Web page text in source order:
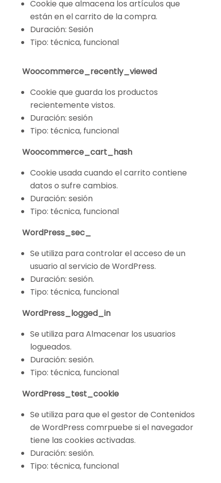
Cookie que almacena los artículos que
están en el carrito de la compra.
Duración: Sesión
Tipo: técnica, funcional
Woocommerce_recently_viewed
Cookie que guarda los productos
recientemente vistos.
Duración: sesión
Tipo: técnica, funcional
Woocommerce_cart_hash
Cookie usada cuando el carrito contiene
datos o sufre cambios.
Duración: sesión
Tipo: técnica, funcional
WordPress_sec_
Se utiliza para controlar el acceso de un
usuario al servicio de WordPress.
Duración: sesión.
Tipo: técnica, funcional
WordPress_logged_in
Se utiliza para Almacenar los usuarios
logueados.
Duración: sesión.
Tipo: técnica, funcional
WordPress_test_cookie
Se utiliza para que el gestor de Contenidos
de WordPress comrpuebe si el navegador
tiene las cookies activadas.
Duración: sesión.
Tipo: técnica, funcional